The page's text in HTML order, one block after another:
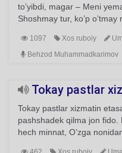
to’yibdi, magar – Meni
Shoshmay tur, ko’p o’tmay
1097 Xos ruboiy
Behzod Muhammadkarimov
Tokay pastlar
Tokay pastlar xizmatin
pashshadek qilma jon
hech minnat, O’zga